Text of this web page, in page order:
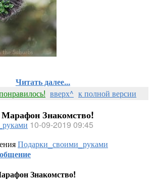
Читать далее...
вверх^ к полной версии
Знакомство!
10-09-2019 09:45
Подарки_своими_руками
Знакомство!